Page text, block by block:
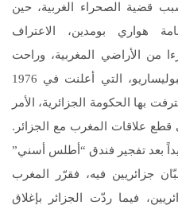
قضية الصحراء الغربية، حين
هواري بومدين، الاعتراف
من الأراضي المغربية، وراحت
تقدّم كل أشكال الدعم لحركة البوليساريو، التي أعلنت في 1976
بها الحكومة الجزائرية، الأمر
قطع علاقات المغرب مع الجزائر.
بعد تفجير فندق “أطلس أسني”
1994 واتهام شبّان جزائريين فيه، فقرّر المغرب
فيما ردّت الجزائر بإغلاق